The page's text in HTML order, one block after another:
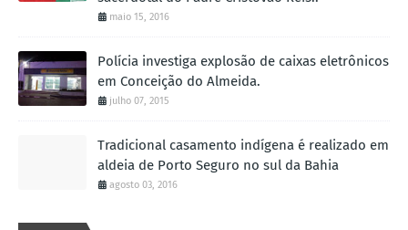
maio 15, 2016
Polícia investiga explosão de caixas eletrônicos
em Conceição do Almeida.
julho 07, 2015
Tradicional casamento indígena é realizado em
aldeia de Porto Seguro no sul da Bahia
agosto 03, 2016